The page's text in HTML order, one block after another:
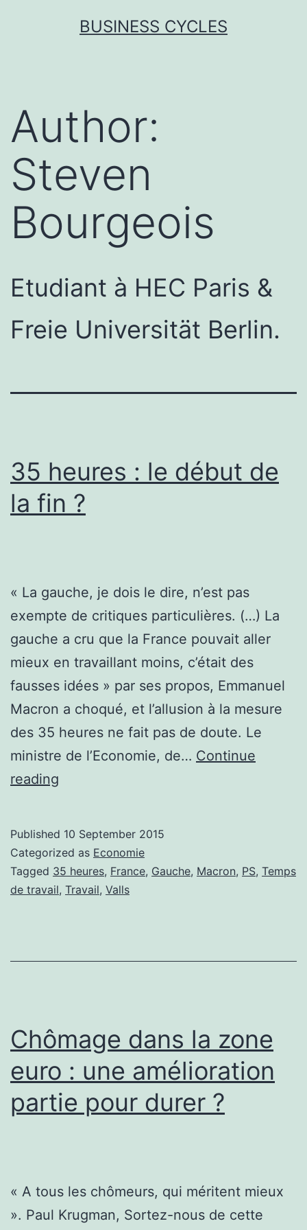
BUSINESS CYCLES
Author:
Steven
Bourgeois
Etudiant à HEC Paris &
Freie Universität Berlin.
35 heures : le début de
la fin ?
« La gauche, je dois le dire, n’est pas
exempte de critiques particulières. (…) La
gauche a cru que la France pouvait aller
mieux en travaillant moins, c’était des
fausses idées » par ses propos, Emmanuel
Macron a choqué, et l’allusion à la mesure
des 35 heures ne fait pas de doute. Le
ministre de l’Economie, de… Continue
reading
le
début
de
?
Published 10 September 2015
Categorized as Economie
Tagged 35 heures, France, Gauche, Macron, PS, Temps
de travail, Travail, Valls
Chômage dans la zone
euro : une amélioration
partie pour durer ?
« A tous les chômeurs, qui méritent mieux
». Paul Krugman, Sortez-nous de cette